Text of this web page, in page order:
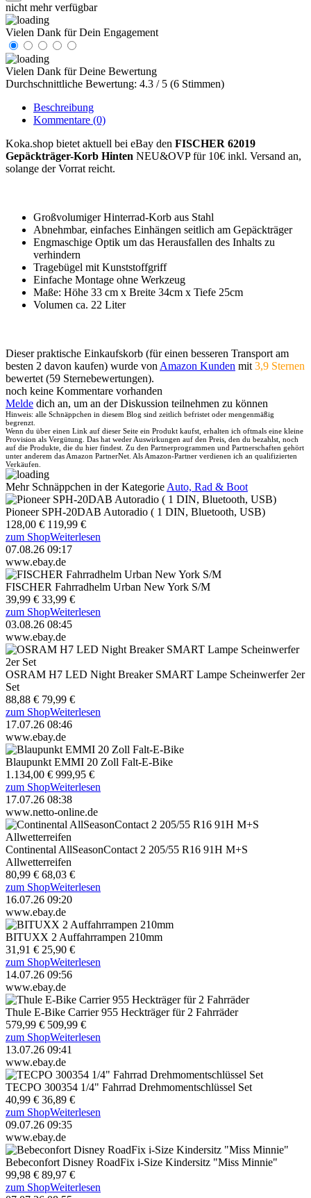
nicht mehr verfügbar
Vielen Dank für Dein Engagement
Vielen Dank für Deine Bewertung
Durchschnittliche Bewertung: 4.3 / 5 (6 Stimmen)
Beschreibung
Kommentare (0)
Koka.shop bietet aktuell bei eBay den FISCHER 62019
Gepäckträger-Korb Hinten NEU&OVP für 10€ inkl. Versand an,
solange der Vorrat reicht.
Großvolumiger Hinterrad-Korb aus Stahl
Abnehmbar, einfaches Einhängen seitlich am Gepäckträger
Engmaschige Optik um das Herausfallen des Inhalts zu
verhindern
Tragebügel mit Kunststoffgriff
Einfache Montage ohne Werkzeug
Maße: Höhe 33 cm x Breite 34cm x Tiefe 25cm
Volumen ca. 22 Liter
Dieser praktische Einkaufskorb (für einen besseren Transport am
besten 2 davon kaufen) wurde von Amazon Kunden mit 3,9 Sternen
bewertet (59 Sternebewertungen).
noch keine Kommentare vorhanden
Melde dich an, um an der Diskussion teilnehmen zu können
Hinweis: alle Schnäppchen in diesem Blog sind zeitlich befristet oder mengenmäßig
begrenzt.
Wenn du über einen Link auf dieser Seite ein Produkt kaufst, erhalten ich oftmals eine kleine
Provision als Vergütung. Das hat weder Auswirkungen auf den Preis, den du bezahlst, noch
auf die Produkte, die du hier findest. Zu den Partnerprogrammen und Partnerschaften gehört
unter anderem das Amazon PartnerNet. Als Amazon-Partner verdienen ich an qualifizierten
Verkäufen.
Mehr Schnäppchen in der Kategorie Auto, Rad & Boot
Pioneer SPH-20DAB Autoradio ( 1 DIN, Bluetooth, USB)
128,00 € 119,99 €
zum ShopWeiterlesen
07.08.26 09:17
www.ebay.de
FISCHER Fahrradhelm Urban New York S/M
39,99 € 33,99 €
zum ShopWeiterlesen
03.08.26 08:45
www.ebay.de
OSRAM H7 LED Night Breaker SMART Lampe Scheinwerfer 2er
Set
88,88 € 79,99 €
zum ShopWeiterlesen
17.07.26 08:46
www.ebay.de
Blaupunkt EMMI 20 Zoll Falt-E-Bike
1.134,00 € 999,95 €
zum ShopWeiterlesen
17.07.26 08:38
www.netto-online.de
Continental AllSeasonContact 2 205/55 R16 91H M+S
Allwetterreifen
80,99 € 68,03 €
zum ShopWeiterlesen
16.07.26 09:20
www.ebay.de
BITUXX 2 Auffahrrampen 210mm
31,91 € 25,90 €
zum ShopWeiterlesen
14.07.26 09:56
www.ebay.de
Thule E-Bike Carrier 955 Heckträger für 2 Fahrräder
579,99 € 509,99 €
zum ShopWeiterlesen
13.07.26 09:41
www.ebay.de
TECPO 300354 1/4" Fahrrad Drehmomentschlüssel Set
40,99 € 36,89 €
zum ShopWeiterlesen
09.07.26 09:35
www.ebay.de
Bebeconfort Disney RoadFix i-Size Kindersitz "Miss Minnie"
99,98 € 89,97 €
zum ShopWeiterlesen